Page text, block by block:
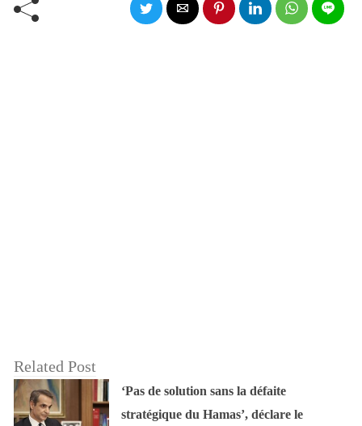
Related Post
‘Pas de solution sans la défaite
stratégique du Hamas’, déclare le